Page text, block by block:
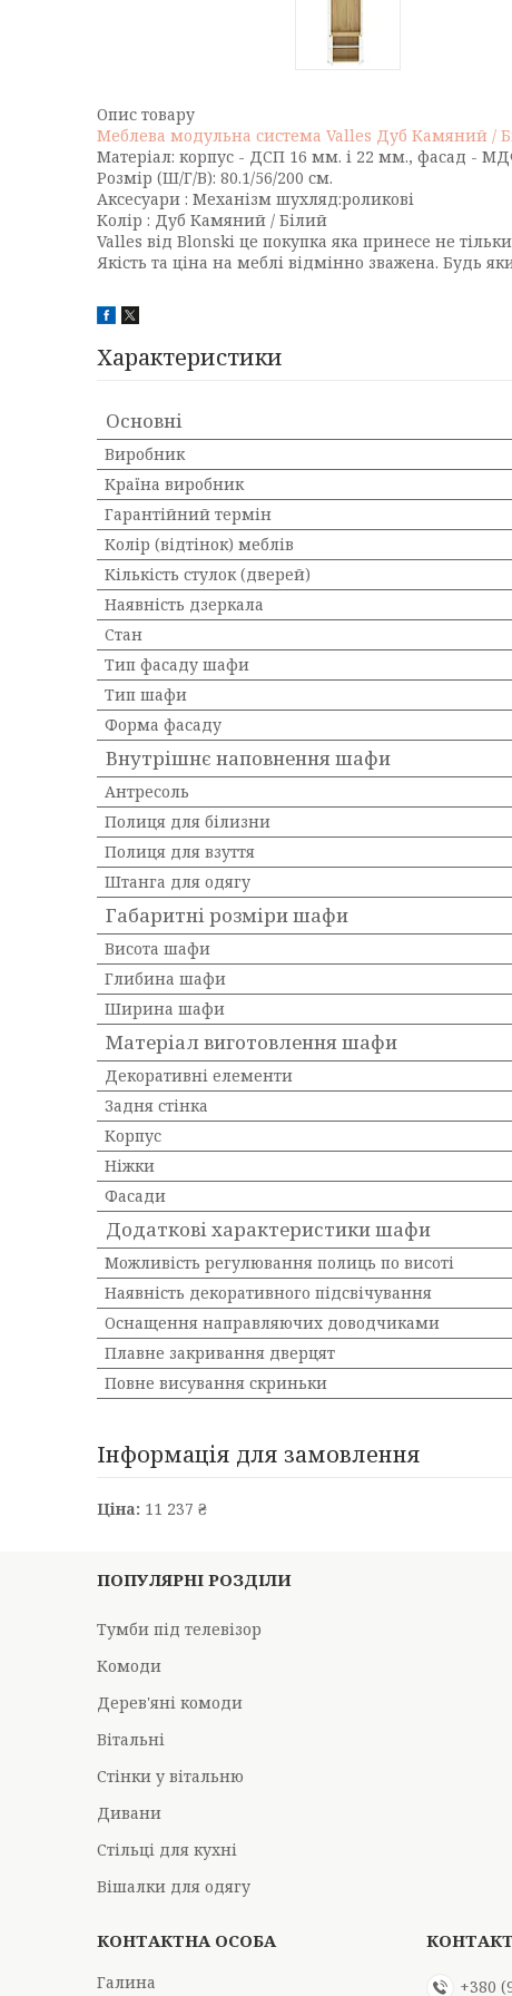
Опис товару
Меблева модульна система Valles Дуб Камяний /
Матеріал: корпус - ДСП 16 мм. і 22 мм., фасад -
Розмір (Ш/Г/В): 80.1/56/200 см.
Аксесуари : Механізм шухляд:роликові
Колір : Дуб Камяний / Білий
Valles від Blonski це покупка яка принесе не
Якість та ціна на меблі відмінно зважена. Будь
Характеристики
Основні
Виробник
Країна виробник
Гарантійний термін
Колір (відтінок) меблів
Кількість стулок (дверей)
Наявність дзеркала
Стан
Тип фасаду шафи
Тип шафи
Форма фасаду
Внутрішнє наповнення шафи
Антресоль
Полиця для білизни
Полиця для взуття
Штанга для одягу
Габаритні розміри шафи
Висота шафи
Глибина шафи
Ширина шафи
Матеріал виготовлення шафи
Декоративні елементи
Задня стінка
Корпус
Ніжки
Фасади
Додаткові характеристики шафи
Можливість регулювання полиць по висоті
Наявність декоративного підсвічування
Оснащення направляючих доводчиками
Плавне закривання дверцят
Повне висування скриньки
Інформація для замовлення
Ціна: 11 237 ₴
ПОПУЛЯРНІ РОЗДІЛИ
Тумби під телевізор
Комоди
Дерев'яні комоди
Вітальні
Стінки у вітальню
Дивани
Стільці для кухні
Вішалки для одягу
Галина +380